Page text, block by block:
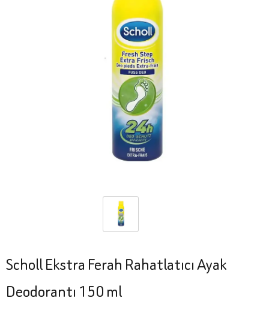
Scholl Ekstra Ferah Rahatlatıcı Ayak
Deodorantı 150 ml